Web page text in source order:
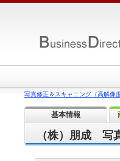
（株）朋成 写
写真修正＆スキャニング（高解像度
基本情報